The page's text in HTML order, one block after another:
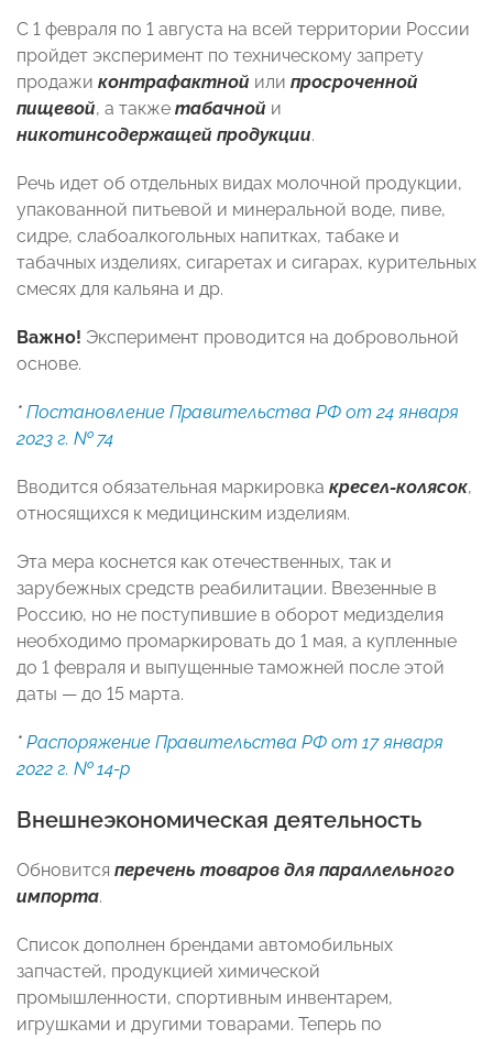
С 1 февраля по 1 августа на всей территории России
пройдет эксперимент по техническому запрету
продажи контрафактной или просроченной
пищевой, а также табачной и
никотинсодержащей продукции.
Речь идет об отдельных видах молочной продукции,
упакованной питьевой и минеральной воде, пиве,
сидре, слабоалкогольных напитках, табаке и
табачных изделиях, сигаретах и сигарах, курительных
смесях для кальяна и др.
Важно! Эксперимент проводится на добровольной
основе.
* Постановление Правительства РФ от 24 января
2023 г. № 74
Вводится обязательная маркировка кресел-колясок,
относящихся к медицинским изделиям.
Эта мера коснется как отечественных, так и
зарубежных средств реабилитации. Ввезенные в
Россию, но не поступившие в оборот медизделия
необходимо промаркировать до 1 мая, а купленные
до 1 февраля и выпущенные таможней после этой
даты — до 15 марта.
* Распоряжение Правительства РФ от 17 января
2022 г. № 14-р
Внешнеэкономическая деятельность
Обновится перечень товаров для параллельного
импорта.
Список дополнен брендами автомобильных
запчастей, продукцией химической
промышленности, спортивным инвентарем,
игрушками и другими товарами. Теперь по